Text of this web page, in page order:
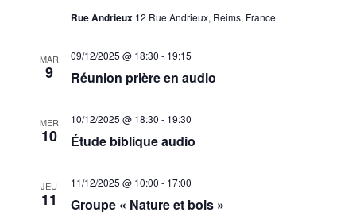
Rue Andrieux 12 Rue Andrieux, Reims, France
MAR
9 Réunion prière en audio
09/12/2025 @ 18:30 - 19:15
MER
10 Étude biblique audio
10/12/2025 @ 18:30 - 19:30
JEU
11 Groupe « Nature et bois »
11/12/2025 @ 10:00 - 17:00